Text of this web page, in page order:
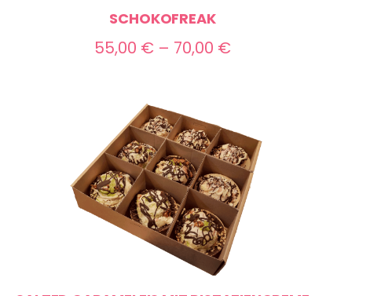
SCHOKOFREAK
55,00 € – 70,00 €Preisspanne:
70,00 €